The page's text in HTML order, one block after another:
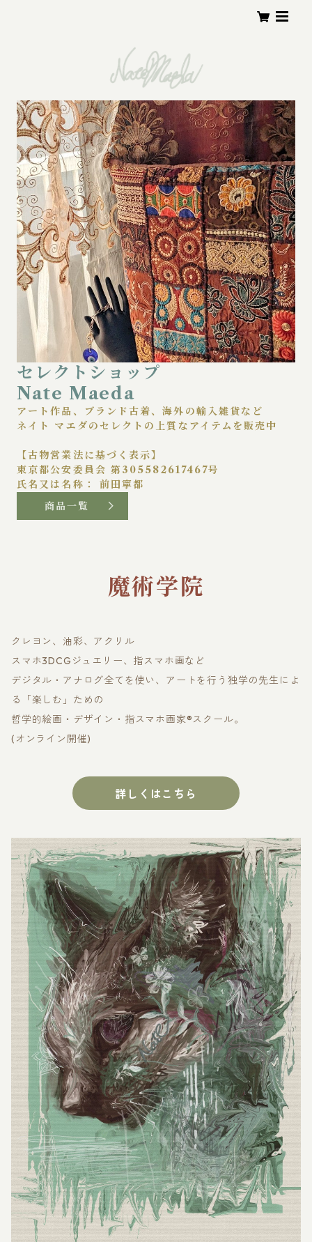
セレクトショップ
Nate Maeda
アート作品、ブランド古着、海外の輸入雑貨など
ネイト マエダのセレクトの上質なアイテムを販売中
【古物営業法に基づく表示】
東京都公安委員会 第305582617467号
商品一覧
魔術学院
クレヨン、油彩、アクリル
スマホ3DCGジュエリー、指スマホ画など
デジタル・アナログ全てを使い、アートを行う独学の先生によ
る「楽しむ」ための
哲学的絵画・デザイン・指スマホ画家®スクール。
(オンライン開催)
詳しくはこちら